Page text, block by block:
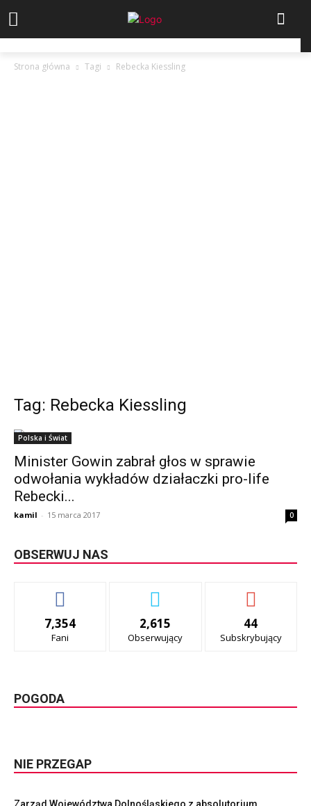
Strona główna Tagi Rebecka Kiessling
Tag: Rebecka Kiessling
Polska i Świat
Minister Gowin zabrał głos w sprawie
odwołania wykładów działaczki pro-life
Rebecki...
kamil - 15 marca 2017 0
OBSERWUJ NAS
7,354
Fani
2,615
Obserwujący
44
Subskrybujący
POGODA
NIE PRZEGAP